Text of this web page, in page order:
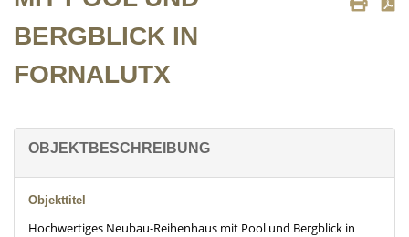
BERGBLICK IN
FORNALUTX
OBJEKTBESCHREIBUNG
Objekttitel
Hochwertiges Neubau-Reihenhaus mit Pool und Bergblick in